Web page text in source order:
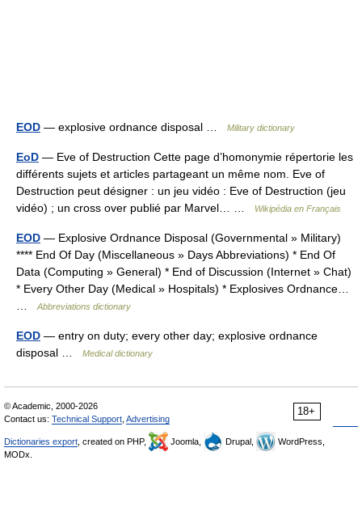
EOD — explosive ordnance disposal … Military dictionary
EoD — Eve of Destruction Cette page d’homonymie répertorie les
différents sujets et articles partageant un même nom. Eve of
Destruction peut désigner : un jeu vidéo : Eve of Destruction (jeu
vidéo) ; un cross over publié par Marvel… …
Wikipédia en Français
EOD — Explosive Ordnance Disposal (Governmental » Military)
**** End Of Day (Miscellaneous » Days Abbreviations) * End Of
Data (Computing » General) * End of Discussion (Internet » Chat)
* Every Other Day (Medical » Hospitals) * Explosives Ordnance…
Abbreviations dictionary
EOD — entry on duty; every other day; explosive ordnance
disposal …
Medical dictionary
18+
© Academic, 2000-2026
Contact us: Technical Support Advertising
Dictionaries export , created on PHP, Joomla, Drupal,
WordPress,
MODx.